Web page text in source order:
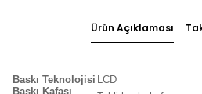
Ürün Açıklaması
Baskı Teknolojisi LCD
Baskı Kafası